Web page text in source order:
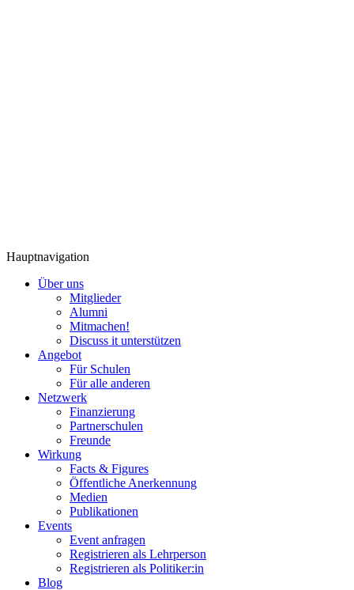
Hauptnavigation
Über uns
Mitglieder
Alumni
Mitmachen!
Discuss it unterstützen
Angebot
Für Schulen
Für alle anderen
Netzwerk
Finanzierung
Partnerschulen
Freunde
Wirkung
Facts & Figures
Öffentliche Anerkennung
Medien
Publikationen
Events
Event anfragen
Registrieren als Lehrperson
Registrieren als Politiker:in
Blog